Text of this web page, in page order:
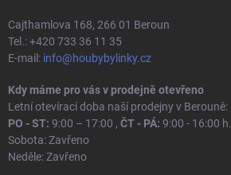
Cajthamlova 168, 266 01 Beroun
Tel.: +420 733 36 11 35
E-mail: info@houbybylinky.cz
Kdy máme pro vás v prodejně otevřeno
Letní otevírací doba naší prodejny v Berouně:
PO - ST: 9:00 – 17:00 , ČT - PÁ: 9:00 - 16:00 h.
Sobota: Zavřeno
Neděle: Zavřeno